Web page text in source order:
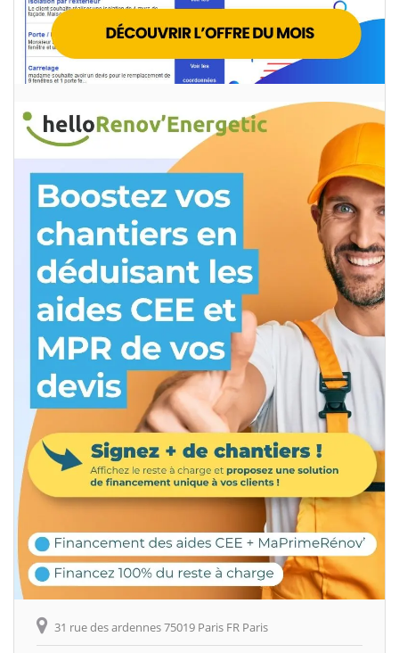
31 rue des ardennes 75019 Paris FR Paris